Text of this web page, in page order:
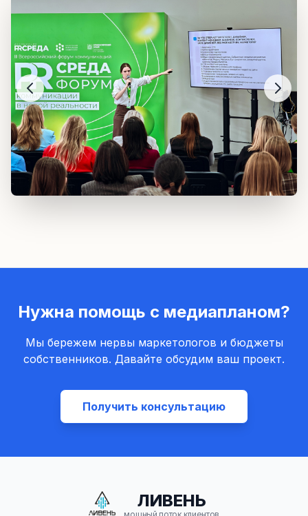
Нужна помощь с медиапланом?
Мы бережем нервы маркетологов и бюджеты
собственников. Давайте обсудим ваш проект.
Получить консультацию
ЛИВЕНЬ